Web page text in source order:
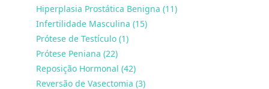
Hiperplasia Prostática Benigna (11)
Infertilidade Masculina (15)
Prótese de Testículo (1)
Prótese Peniana (22)
Reposição Hormonal (42)
Reversão de Vasectomia (3)